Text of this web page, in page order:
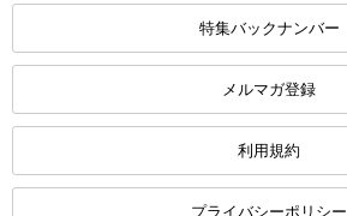
特集バックナンバー
メルマガ登録
利用規約
プライバシーポリシー